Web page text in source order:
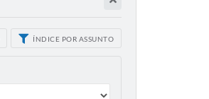
ÍNDICE POR ASSUNTO